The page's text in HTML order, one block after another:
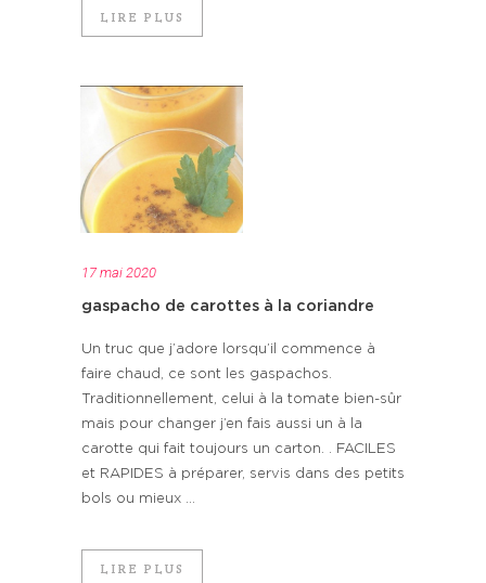
LIRE PLUS
17 mai 2020
gaspacho de carottes à la coriandre
Un truc que j’adore lorsqu’il commence à
faire chaud, ce sont les gaspachos.
Traditionnellement, celui à la tomate bien-sûr
mais pour changer j’en fais aussi un à la
carotte qui fait toujours un carton. . FACILES
et RAPIDES à préparer, servis dans des petits
bols ou mieux ...
LIRE PLUS